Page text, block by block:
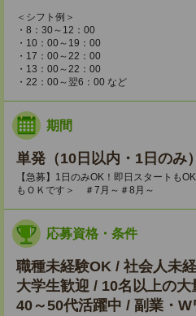
＜シフト例＞
・8：30～12：00
・10：00～19：00
・17：00～22：00
・13：00～22：00
・22：00～翌6：00 など
期間
単発（10日以内・1日のみ）
【急募】1日のみOK！即日スタートも
もＯＫです＞ ＃7月～＃8月～
応募資格・条件
職種未経験OK / 社会人未
大学生歓迎 / 10名以上の
40～50代活躍中 / 副業・